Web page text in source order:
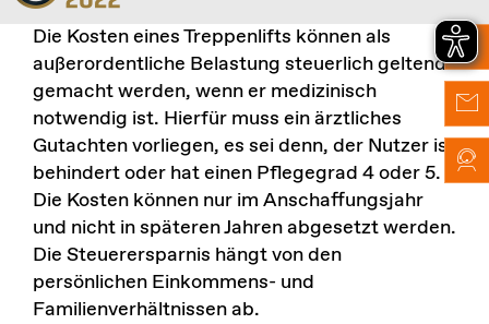
Service
Treppenliftberatung
Über Uns & Kontakt
Suche
nach:
Die Kosten eines Treppenlifts können als
außerordentliche Belastung steuerlich geltend
gemacht werden, wenn er medizinisch
notwendig ist. Hierfür muss ein ärztliches
Gutachten vorliegen, es sei denn, der Nutzer ist
behindert oder hat einen Pflegegrad 4 oder 5.
Die Kosten können nur im Anschaffungsjahr
und nicht in späteren Jahren abgesetzt werden.
Die Steuerersparnis hängt von den
persönlichen Einkommens- und
Familienverhältnissen ab.